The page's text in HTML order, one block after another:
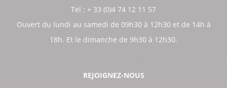
Tel : + 33 (0)4 74 12 11 57
Ouvert du lundi au samedi de 09h30 à 12h30 et de 14h à
18h. Et le dimanche de 9h30 à 12h30.
REJOIGNEZ-NOUS